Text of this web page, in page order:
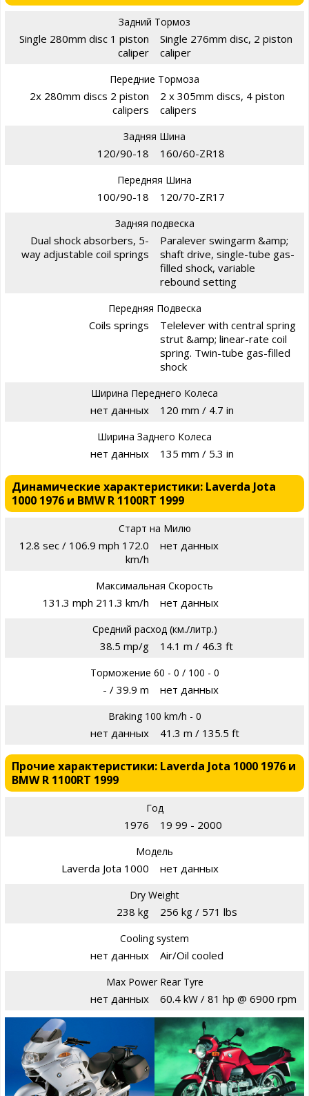
Задний Тормоз
Single 280mm disc 1 piston
caliper
Single 276mm disc, 2 piston
caliper
Передние Тормоза
2x 280mm discs 2 piston
calipers
2 x 305mm discs, 4 piston
calipers
Задняя Шина
120/90-18 160/60-ZR18
Передняя Шина
100/90-18 120/70-ZR17
Задняя подвеска
Dual shock absorbers, 5-
way adjustable coil springs
Paralever swingarm &amp;
shaft drive, single-tube gas-
filled shock, variable
rebound setting
Передняя Подвеска
Coils springs
Telelever with central spring
strut &amp; linear-rate coil
spring. Twin-tube gas-filled
shock
Ширина Переднего Колеса
нет данных 120 mm / 4.7 in
Ширина Заднего Колеса
нет данных 135 mm / 5.3 in
Динамические характеристики: Laverda Jota
1000 1976 и BMW R 1100RT 1999
Старт на Милю
12.8 sec / 106.9 mph 172.0
km/h
нет данных
Максимальная Скорость
131.3 mph 211.3 km/h нет данных
Средний расход (км./литр.)
38.5 mp/g 14.1 m / 46.3 ft
Торможение 60 - 0 / 100 - 0
- / 39.9 m нет данных
Braking 100 km/h - 0
нет данных 41.3 m / 135.5 ft
Прочие характеристики: Laverda Jota 1000 1976 и
BMW R 1100RT 1999
Год
1976 19 99 - 2000
Модель
Laverda Jota 1000 нет данных
Dry Weight
238 kg 256 kg / 571 lbs
Cooling system
нет данных Air/Oil cooled
Max Power Rear Tyre
нет данных 60.4 kW / 81 hp @ 6900 rpm